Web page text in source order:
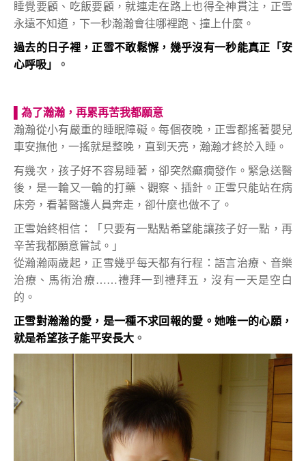
睡覺要顧、吃飯要顧，就連走在路上也得全神貫注，正雪
永遠不知道，下一秒瀚瀚會往哪裡跑、撞上什麼。
過去的日子裡，正雪不敢鬆懈，幾乎沒有一秒能真正「安
心呼吸」
。
為了瀚瀚，再累再苦我都願意
瀚瀚從小有嚴重的睡眠障礙。每個夜晚，正雪都搖著嬰兒
車安撫他，一搖就是整晚，直到天亮，瀚瀚才終於入睡。
有幾次，孩子好不容易睡著，卻突然癲癇發作。緊急送醫
後，是一輪又一輪的打藥、觀察、插針。正雪只能站在病
床旁，看著醫護人員奔走，卻什麼也做不了。
正雪始終相信：「只要有一點點希望能讓孩子好一點，再
辛苦我都願意嘗試。」
從瀚瀚兩歲起，正雪幾乎每天都有行程：語言治療、音樂
治療、馬術治療……禮拜一到禮拜五，沒有一天是空白
的。
正雪對瀚瀚的愛，是一種不求回報的愛。她唯一的心願，
就是希望孩子能平安長大 。